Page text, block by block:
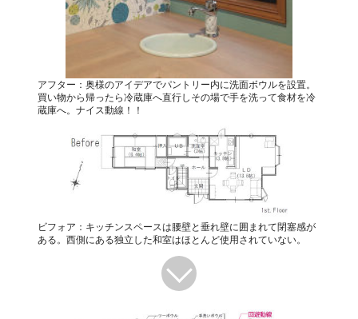
アフター：奥様のアイデアでパントリー内に洗面ボウルを設置。
買い物から帰ったら冷蔵庫へ直行しその場で手を洗って食材を冷
蔵庫へ。ナイス動線！！
ビフォア：キッチンスペースは腰壁と垂れ壁に囲まれて閉塞感が
ある。西側にある独立した和室はほとんど使用されていない。